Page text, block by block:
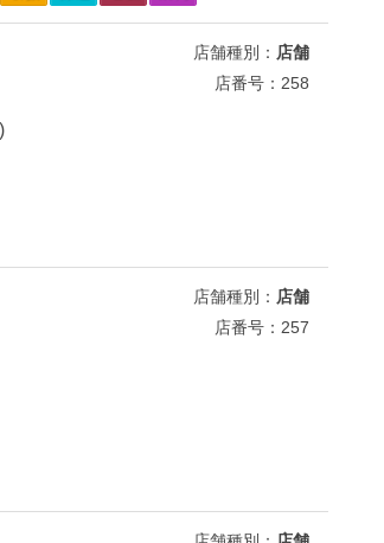
店舗種別： 店舗
店番号：258
店舗種別： 店舗
店番号：257